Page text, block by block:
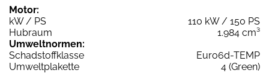
Motor:
kW / PS
110 kW / 150 PS
Hubraum
1.984 cm³
Umweltnormen:
Schadstoffklasse
Euro6d-TEMP
Umweltplakette
4 (Green)